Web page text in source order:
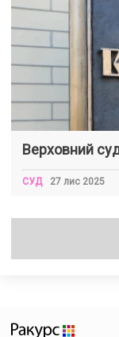
Верховний
СУД 27 лис 2025